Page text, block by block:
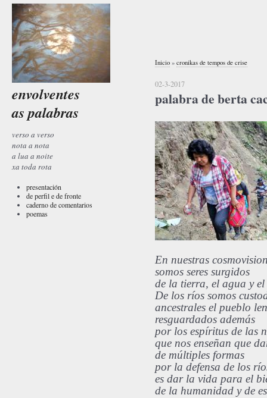
envolventes
as palabras
verso a verso
nota a nota
a lua a noite
xa toda rota
presentación
de perfil e de fronte
caderno de comentarios
poemas
Inicio » cronikas de tempos de crise
02-3-2017
palabra de berta
En nuestras
somos seres surgidos
de la tierra, el agua y el
De los ríos somos
ancestrales el pueblo
resguardados además
por los espíritus de las
que nos enseñan que
de múltiples formas
por la defensa de los
es dar la vida para el
de la humanidad y de